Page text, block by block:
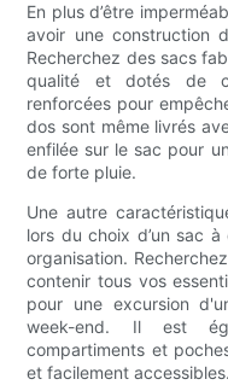
En plus d’être
avoir une construction
Recherchez des sacs
qualité et dotés de
renforcées pour
dos sont même livrés
enfilée sur le sac pour
de forte pluie.
Une autre
lors du choix d’un sac
organisation.
contenir tous vos
pour une excursion
week-end. Il est
compartiments et
et facilement accessibles.